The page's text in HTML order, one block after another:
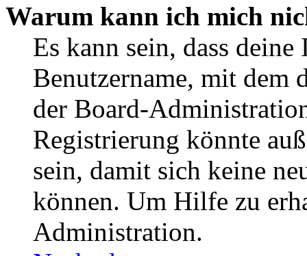
Warum kann ich mich
Es kann sein, dass
Benutzername, mit dem
der Board-
Registrierung könnte
sein, damit sich keine
können. Um Hilfe zu
Administration.